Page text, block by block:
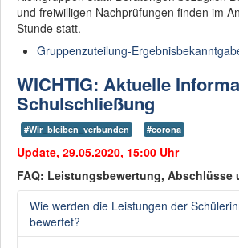
bestätigt - wir
kooperativen
Lernformen!
Wir nehmen die
Digitalisierung
ernst!
und freiwilligen Nachprüfungen finden im
Stunde statt.
Gruppenzuteilung-
WICHTIG: Aktuelle
Schulschließung
#Wir_bleiben_verbunden #corona
Update, 29.05.2020, 15:00 Uhr
FAQ: Leistungsbewertung, Abschlüsse
Wie werden die Leistungen der
bewertet?